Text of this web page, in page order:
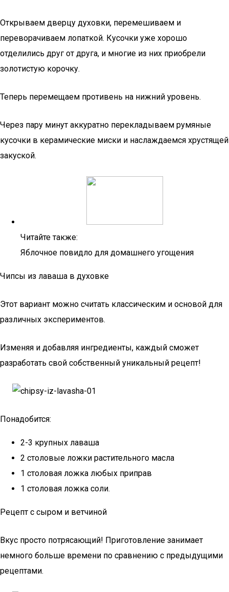
Открываем дверцу духовки, перемешиваем и
переворачиваем лопаткой. Кусочки уже хорошо
отделились друг от друга, и многие из них приобрели
золотистую корочку.
Теперь перемещаем противень на нижний уровень.
Через пару минут аккуратно перекладываем румяные
кусочки в керамические миски и наслаждаемся хрустящей
закуской.
Читайте также:
Яблочное повидло для домашнего угощения
Чипсы из лаваша в духовке
Этот вариант можно считать классическим и основой для
различных экспериментов.
Изменяя и добавляя ингредиенты, каждый сможет
разработать свой собственный уникальный рецепт!
Понадобится:
2-3 крупных лаваша
2 столовые ложки растительного масла
1 столовая ложка любых приправ
1 столовая ложка соли.
Рецепт с сыром и ветчиной
Вкус просто потрясающий! Приготовление занимает
немного больше времени по сравнению с предыдущими
рецептами.